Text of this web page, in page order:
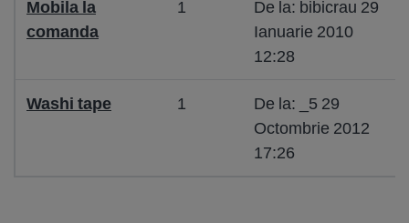
Mobila la
comanda
1
De la: bibicrau 29
Ianuarie 2010
12:28
Washi tape 1
De la: _5 29
Octombrie 2012
17:26